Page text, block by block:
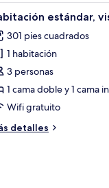
motivos forestales.
de madera y vista al
13 estándar,
301 pies cuadrados
1 habitación
3 personas
1 cama doble y 1 cama
Wifi gratuito
detalles